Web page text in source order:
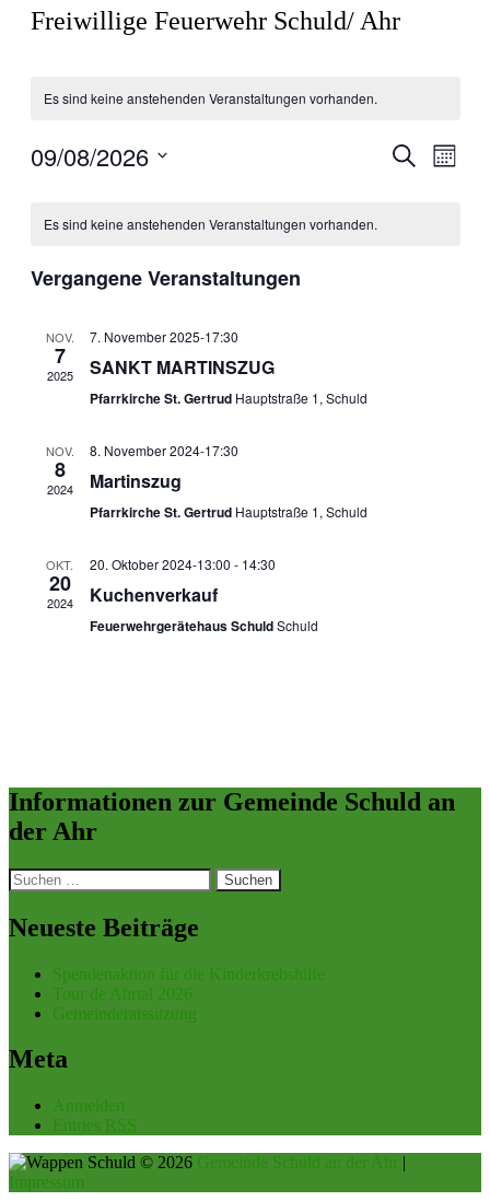
Freiwillige Feuerwehr Schuld/ Ahr
Es sind keine anstehenden Veranstaltungen vorhanden.
Suche
Monat
09/08/2026
von
Es sind keine anstehenden Veranstaltungen vorhanden.
Vergangene Veranstaltungen
NOV.
7
2025
7. November 2025-17:30
SANKT MARTINSZUG
Pfarrkirche St. Gertrud Hauptstraße 1, Schuld
NOV.
8
2024
8. November 2024-17:30
Martinszug
Pfarrkirche St. Gertrud Hauptstraße 1, Schuld
OKT.
20
2024
20. Oktober 2024-13:00 - 14:30
Kuchenverkauf
Feuerwehrgerätehaus SchuldSchuld
Informationen zur Gemeinde Schuld an
der Ahr
Suchen
nach:
Neueste Beiträge
Spendenaktion für die Kinderkrebshilfe
Tour de Ahrtal 2026
Gemeinderatssitzung
Meta
Anmelden
Entries RSS
© 2026 Gemeinde Schuld an der Ahr |
Impressum